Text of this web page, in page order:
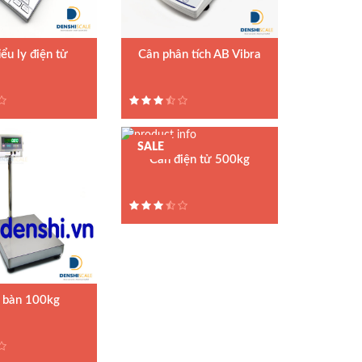
ly điện tử
: Jadever
Cân phân tích AB Vibra
bàn 100kg
SALE
Cân điện tử 500kg
Hãng sản xuất : Ohaus
Bảo hành: 1.5 năm